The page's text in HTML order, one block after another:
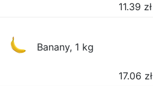
11.39 zł
Banany, 1 kg
17.06 zł